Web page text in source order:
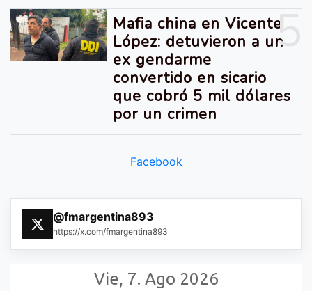
5
Mafia china en Vicente
López: detuvieron a un
ex gendarme
convertido en sicario
que cobró 5 mil dólares
por un crimen
Facebook
@fmargentina893
https://x.com/fmargentina893